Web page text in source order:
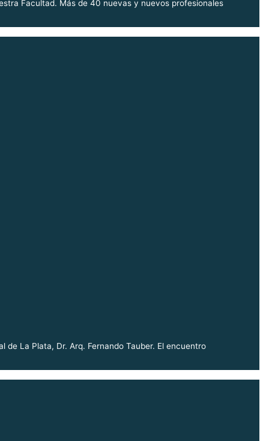
Facultad. Más de 40 nuevas y nuevos profesionales
La Plata, Dr. Arq. Fernando Tauber. El encuentro